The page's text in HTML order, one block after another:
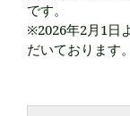
です。
※2026年2月1日
だいております。